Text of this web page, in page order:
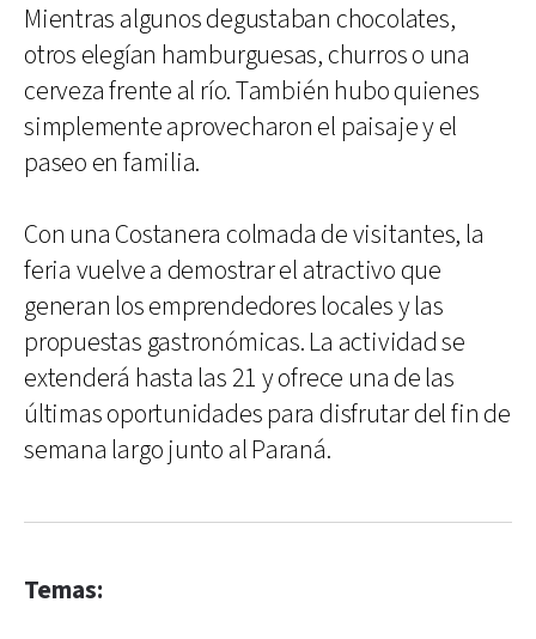
Mientras algunos degustaban chocolates,
otros elegían hamburguesas, churros o una
cerveza frente al río. También hubo quienes
simplemente aprovecharon el paisaje y el
paseo en familia.
Con una Costanera colmada de visitantes, la
feria vuelve a demostrar el atractivo que
generan los emprendedores locales y las
propuestas gastronómicas. La actividad se
extenderá hasta las 21 y ofrece una de las
últimas oportunidades para disfrutar del fin de
semana largo junto al Paraná.
Temas: